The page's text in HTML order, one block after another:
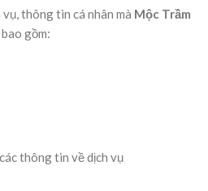
thông tin cá nhân mà Mộc Trầm
gồm:
thông tin về dịch vụ